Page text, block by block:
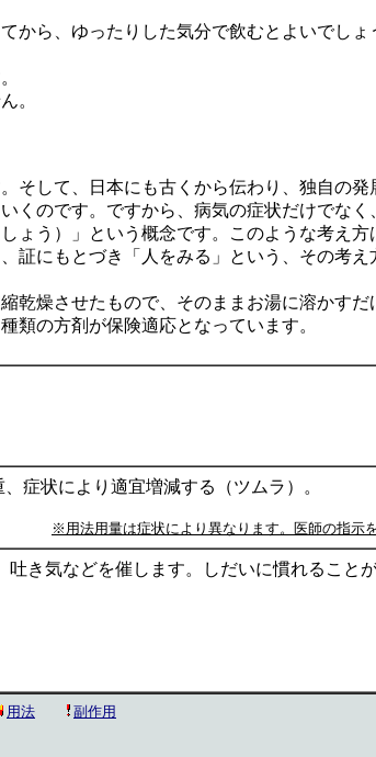
から、ゆったりした気分で飲むとよいでしょ
。
して、日本にも古くから伝わり、独自の発
くのです。ですから、病気の症状だけでなく
ょう）」という概念です。このような考え方
証にもとづき「人をみる」という、その考え
乾燥させたもので、そのままお湯に溶かすだ
類の方剤が保険適応となっています。
症状により適宜増減する（ツムラ）。
※用法用量は症状により異なります。医師の指示
き気などを催します。しだいに慣れること
用法 副作用